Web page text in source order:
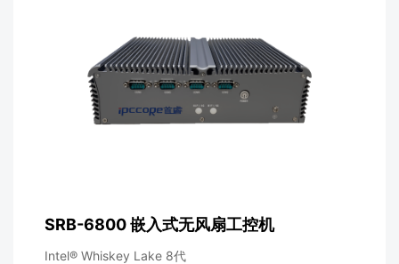
SRB-6800 嵌入式无风扇工控机
Intel® Whiskey Lake 8代